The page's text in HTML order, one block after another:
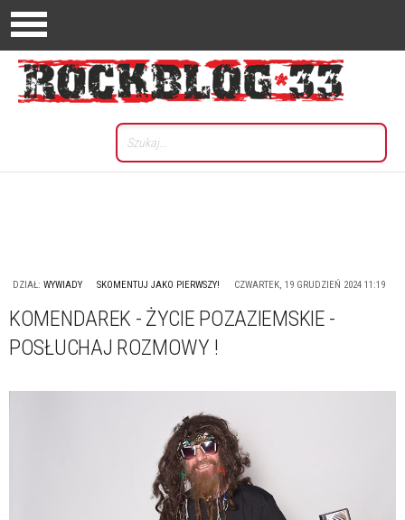
DZIAŁ: WYWIADY SKOMENTUJ JAKO PIERWSZY! CZWARTEK, 19 GRUDZIEŃ 2024 11:19
KOMENDAREK - ŻYCIE POZAZIEMSKIE -
POSŁUCHAJ ROZMOWY !